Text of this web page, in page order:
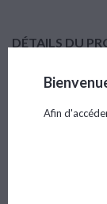
DÉTAILS DU
MarqueOrangina -
Référence202080
Afin